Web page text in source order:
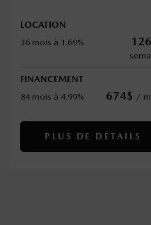
LOCATION
36 mois à 1.69%
126
FINANCEMENT
84 mois à 4.99%
674$ /
PLUS DE DÉTAILS